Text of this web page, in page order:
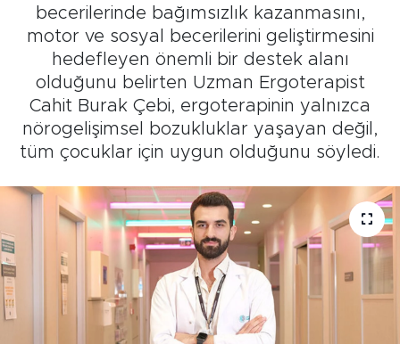
becerilerinde bağımsızlık kazanmasını,
motor ve sosyal becerilerini geliştirmesini
hedefleyen önemli bir destek alanı
olduğunu belirten Uzman Ergoterapist
Cahit Burak Çebi, ergoterapinin yalnızca
nörogelişimsel bozukluklar yaşayan değil,
tüm çocuklar için uygun olduğunu söyledi.